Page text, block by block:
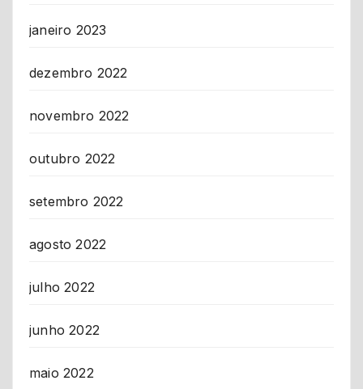
janeiro 2023
dezembro 2022
novembro 2022
outubro 2022
setembro 2022
agosto 2022
julho 2022
junho 2022
maio 2022